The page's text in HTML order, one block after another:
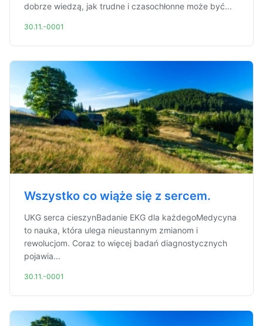
dobrze wiedzą, jak trudne i czasochłonne może być...
30.11.-0001
Wszystko co wiąże się z sercem.
UKG serca cieszynBadanie EKG dla każdegoMedycyna
to nauka, która ulega nieustannym zmianom i
rewolucjom. Coraz to więcej badań diagnostycznych
pojawia...
30.11.-0001